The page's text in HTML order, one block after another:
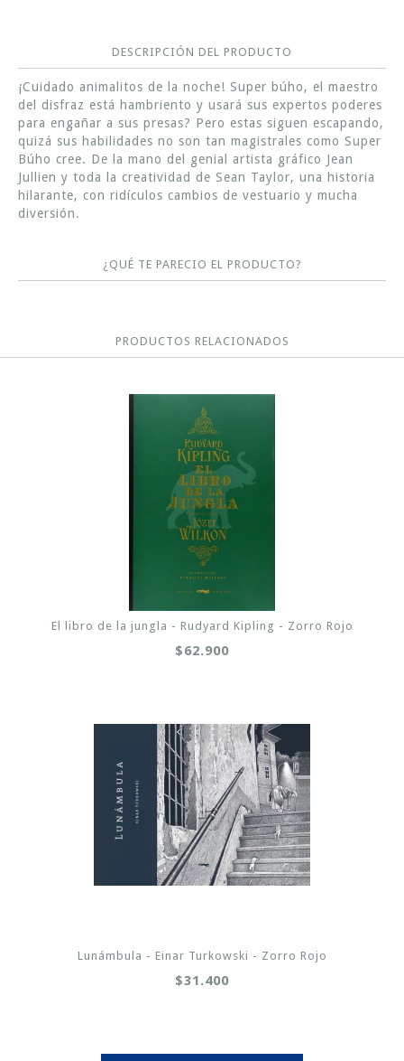
DESCRIPCIÓN DEL PRODUCTO
¡Cuidado animalitos de la noche! Super búho, el maestro
del disfraz está hambriento y usará sus expertos poderes
para engañar a sus presas? Pero estas siguen escapando,
quizá sus habilidades no son tan magistrales como Super
Búho cree. De la mano del genial artista gráfico Jean
Jullien y toda la creatividad de Sean Taylor, una historia
hilarante, con ridículos cambios de vestuario y mucha
diversión.
¿QUÉ TE PARECIO EL PRODUCTO?
PRODUCTOS RELACIONADOS
El libro de la jungla - Rudyard Kipling - Zorro Rojo
$62.900
Lunámbula - Einar Turkowski - Zorro Rojo
$31.400